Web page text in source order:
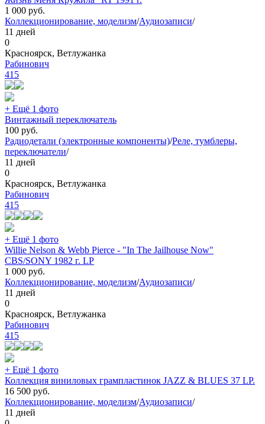
1 000 руб.
Коллекционирование, моделизм/Аудиозаписи/
11 дней
0
Красноярск, Ветлужанка
Рабинович
415
+ Ещё 1 фото
Винтажный переключатель
100 руб.
Радиодетали (электронные компоненты)/Реле, тумблеры,
переключатели/
11 дней
0
Красноярск, Ветлужанка
Рабинович
415
+ Ещё 1 фото
Willie Nelson & Webb Pierce - "In The Jailhouse Now"
CBS/SONY 1982 г. LP
1 000 руб.
Коллекционирование, моделизм/Аудиозаписи/
11 дней
0
Красноярск, Ветлужанка
Рабинович
415
+ Ещё 1 фото
Коллекция виниловых грампластинок JAZZ & BLUES 37 LP.
16 500 руб.
Коллекционирование, моделизм/Аудиозаписи/
11 дней